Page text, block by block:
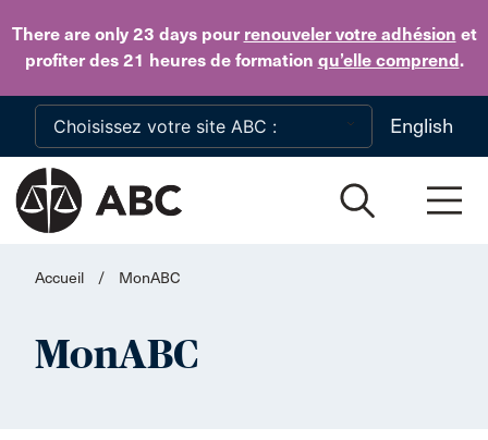
There are only 23 dayspour renouveler votre adhésion et
profiter des 21 heures de formation qu’elle comprend.
Skip to main content
English
Accueil / MonABC
MonABC